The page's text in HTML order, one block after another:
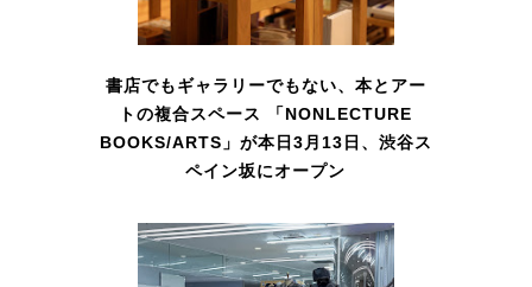
書店でもギャラリーでもない、本とアー
トの複合スペース 「NONLECTURE
BOOKS/ARTS」が本日3月13日、渋谷ス
ペイン坂にオープン